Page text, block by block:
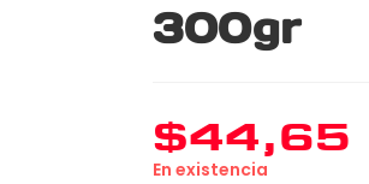
300gr
$44,65
En existencia